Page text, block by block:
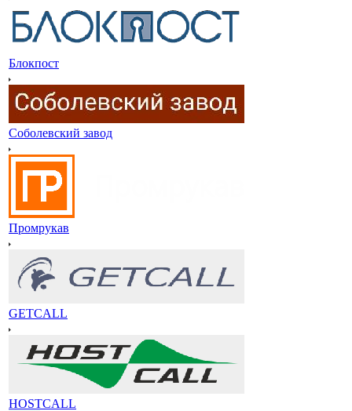
Блокпост
Соболевский завод
Промрукав
GETCALL
HOSTCALL